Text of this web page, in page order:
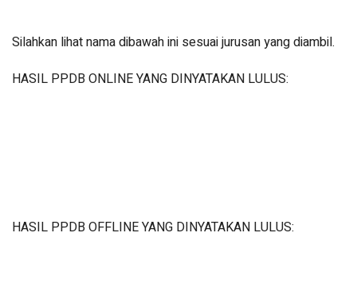
Silahkan lihat nama dibawah ini sesuai jurusan yang diambil.
HASIL PPDB ONLINE YANG DINYATAKAN LULUS:
HASIL PPDB OFFLINE YANG DINYATAKAN LULUS: